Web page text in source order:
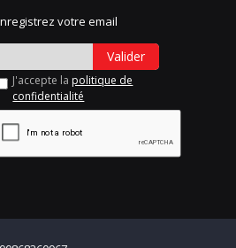
votre email
Valider
J'accepte la politique de
confidentialité